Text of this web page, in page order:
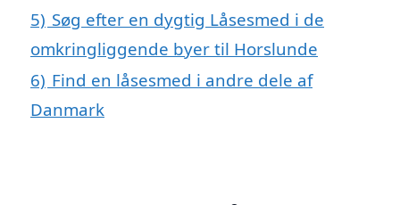
5) Søg efter en dygtig Låsesmed i de
omkringliggende byer til Horslunde
6) Find en låsesmed i andre dele af
Danmark